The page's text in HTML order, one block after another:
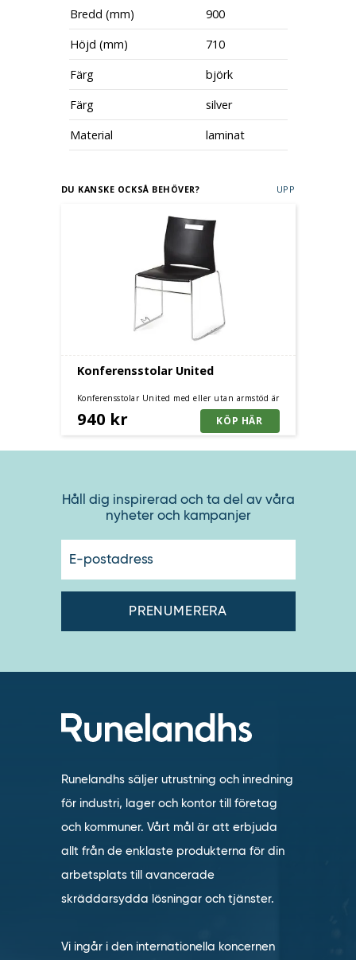
Bredd (mm)
900
Höjd (mm)
710
Färg
björk
Färg
silver
Material
laminat
DU KANSKE OCKSÅ BEHÖVER? UPP
Konferensstolar United
Konferensstolar United med eller utan armstöd är
både stilfulla och sköna stolar som är kopplings- och
stapelbara. Flera färger.
940 kr
Håll dig inspirerad och ta del av våra
nyheter och kampanjer
Runelandhs säljer utrustning och inredning
för industri, lager och kontor till företag
och kommuner. Vårt mål är att erbjuda
allt från de enklaste produkterna för din
arbetsplats till avancerade
skräddarsydda lösningar och tjänster.
Vi ingår i den internationella koncernen